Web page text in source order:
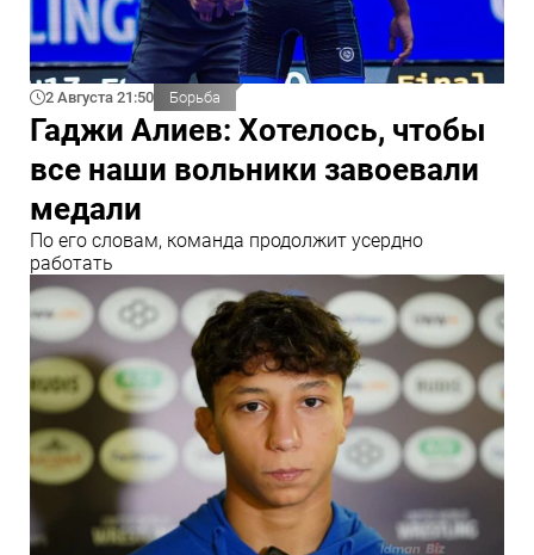
2 Августа 21:50 Борьба
Гаджи Алиев: Хотелось, чтобы
все наши вольники завоевали
медали
По его словам, команда продолжит усердно
работать